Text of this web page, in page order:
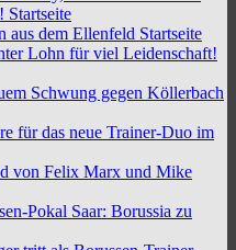
Startseite
aus dem Ellenfeld Startseite
Lohn für viel Leidenschaft!
Schwung gegen Köllerbach
für das neue Trainer-Duo im
von Felix Marx und Mike
Pokal Saar: Borussia zu